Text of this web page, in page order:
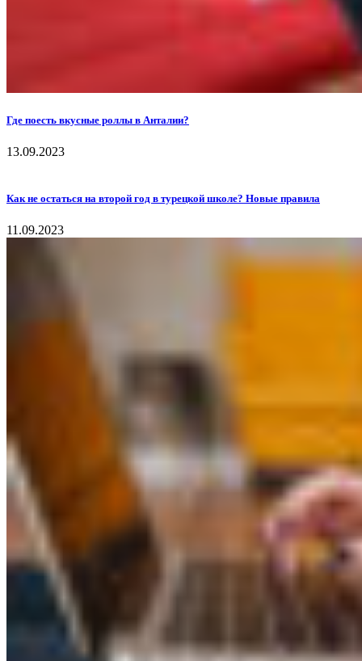
Где поесть вкусные роллы в Анталии?
13.09.2023
Как не остаться на второй год в турецкой школе? Новые правила
11.09.2023